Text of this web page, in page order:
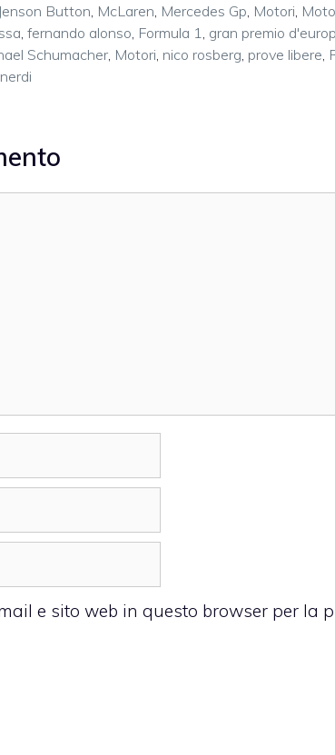
Jenson Button, McLaren, Mercedes Gp, Motori,
, fernando alonso, Formula 1, gran premio
Schumacher, Motori, nico rosberg, prove libere,
e sito web in questo browser per la